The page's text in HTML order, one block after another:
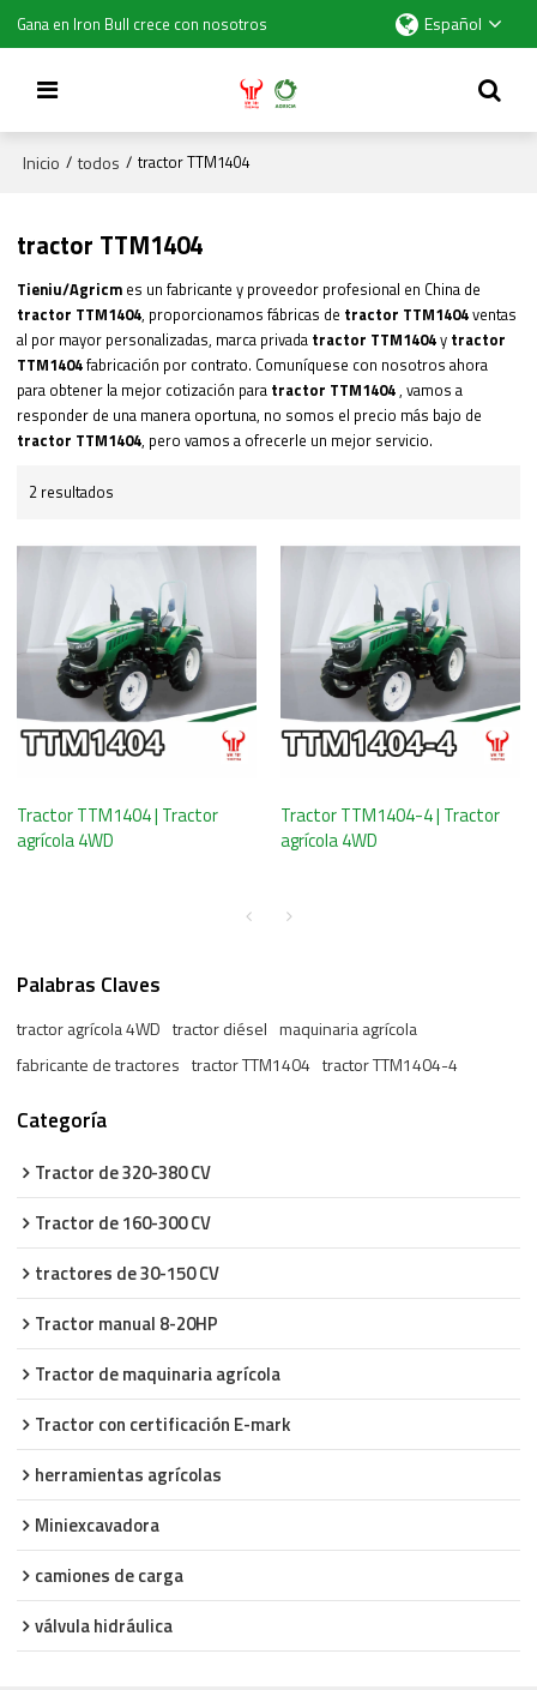
Gana en Iron Bull crece con nosotros Español
Inicio / todos / tractor TTM1404
tractor TTM1404
Tieniu/Agricm es un fabricante y proveedor profesional en China de
tractor TTM1404, proporcionamos fábricas de tractor TTM1404ventas
al por mayor personalizadas, marca privada tractor TTM1404y tractor
TTM1404fabricación por contrato. Comuníquese con nosotros ahora
para obtener la mejor cotización para tractor TTM1404, vamos a
responder de una manera oportuna, no somos el precio más bajo de
tractor TTM1404, pero vamos a ofrecerle un mejor servicio.
2 resultados
Tractor TTM1404 | Tractor
agrícola 4WD
Tractor TTM1404-4 | Tractor
agrícola 4WD
Palabras Claves
tractor agrícola 4WD tractor diésel maquinaria agrícola
fabricante de tractores tractor TTM1404 tractor TTM1404-4
Categoría
Tractor de 320-380 CV
Tractor de 160-300 CV
tractores de 30-150 CV
Tractor manual 8-20HP
Tractor de maquinaria agrícola
Tractor con certificación E-mark
herramientas agrícolas
Miniexcavadora
camiones de carga
válvula hidráulica